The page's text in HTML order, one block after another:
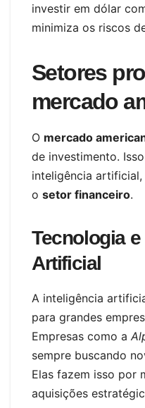
investir em dólar
minimiza os riscos
Setores
mercado
O mercado
de investimento.
inteligência artificial,
o setor financeiro.
Tecnologia
Artificial
A inteligência
para grandes
Empresas como a
sempre buscando
Elas fazem isso por
aquisições